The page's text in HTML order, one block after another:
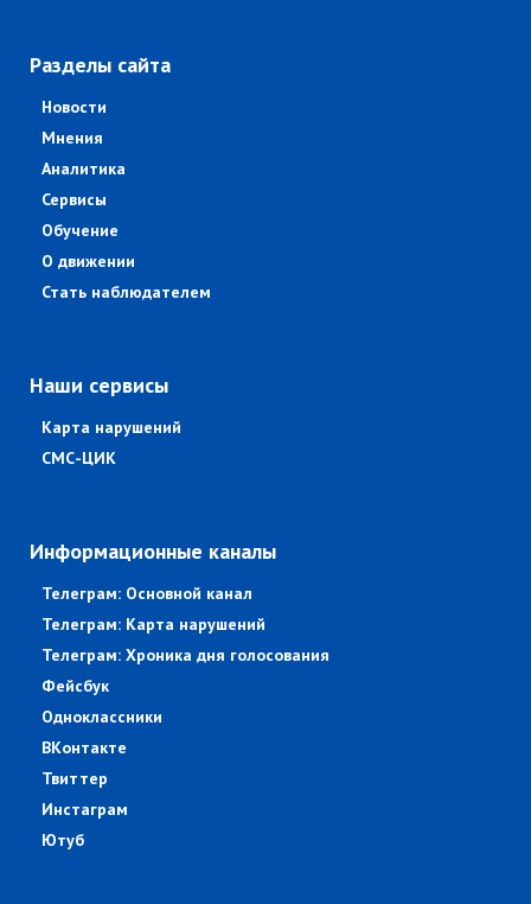
Разделы сайта
Новости
Мнения
Аналитика
Сервисы
Обучение
О движении
Стать наблюдателем
Наши сервисы
Карта нарушений
СМС-ЦИК
Информационные каналы
Телеграм: Основной канал
Телеграм: Карта нарушений
Телеграм: Хроника дня голосования
Фейсбук
Одноклассники
ВКонтакте
Твиттер
Инстаграм
Ютуб